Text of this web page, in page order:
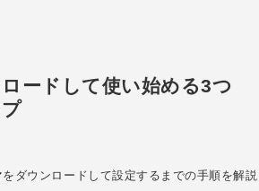
ードして使い始める3つ
ダウンロードして設定するまでの手順を解説